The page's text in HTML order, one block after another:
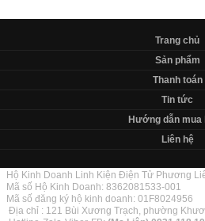
Trang chủ
Sản phẩm
Thanh toán
Tin tức
Hướng dẫn mua
Liên hệ
Hộ Kinh Doanh Linh Kiện Điện Tử Phương
Mã số Hộ Kinh Doanh: 8362081533-001
Mã số đăng ký hộ kinh doanh: 01F8024956
Địa chỉ : 121 Bùi Xương Trạch, phường